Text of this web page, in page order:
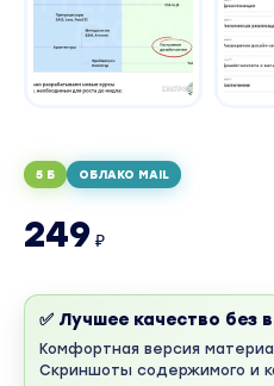
5 Б ОБЛАКО MAIL
249 ₽
✅ Лучшее качество без
Комфортная версия
Скриншоты содержимого и